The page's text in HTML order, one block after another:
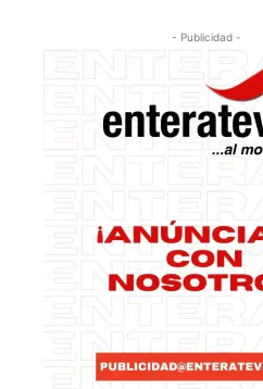
- Publicidad -